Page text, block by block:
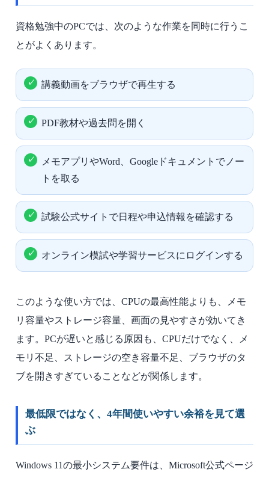
資格勉強中のPCでは、次のような作業を同時に行うこ
とがよくあります。
講義動画をブラウザで再生する
PDF教材や過去問を開く
メモアプリやWord、Googleドキュメントでノー
トを取る
試験公式サイトで日程や申込情報を確認する
オンライン模試や学習サービスにログインする
このような使い方では、CPUの最高性能よりも、メモ
リ容量やストレージ容量、画面の見やすさが効いてき
ます。PCが遅いと感じる原因も、CPUだけでなく、メ
モリ不足、ストレージの空き容量不足、ブラウザのタ
ブを開きすぎていることなどが関係します。
最低限ではなく、4年間使いやすい余裕を見て選
ぶ
Windows 11の最小システム要件は、Microsoft公式ページ